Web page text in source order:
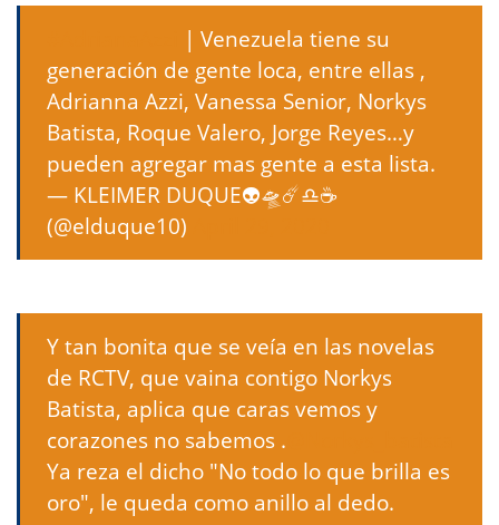
| Venezuela tiene su
generación de gente loca, entre ellas ,
Adrianna Azzi, Vanessa Senior, Norkys
Batista, Roque Valero, Jorge Reyes…y
pueden agregar mas gente a esta lista.
— KLEIMER DUQUE👽🛸☄️♎☕
(@elduque10)
Y tan bonita que se veía en las novelas
de RCTV, que vaina contigo Norkys
Batista, aplica que caras vemos y
corazones no sabemos .
Ya reza el dicho "No todo lo que brilla es
oro", le queda como anillo al dedo.